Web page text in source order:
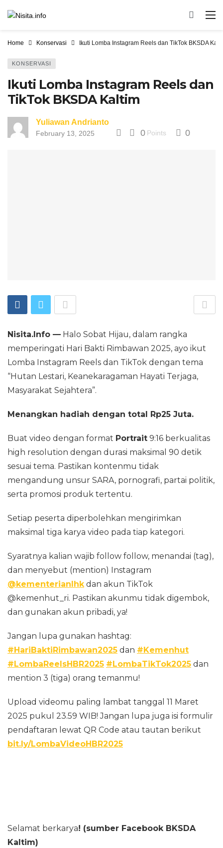
Home Konservasi Ikuti Lomba Instagram Reels dan TikTok BKSDA
KONSERVASI
Ikuti Lomba Instagram Reels dan
TikTok BKSDA Kaltim
Yuliawan Andrianto
February 13, 2025 0 Points 0
Nisita.Info — Halo Sobat Hijau, dalam rangka
memperingati Hari Bakti Rimbawan 2025, ayo ikut
Lomba Instagram Reels dan TikTok dengan tema
“Hutan Lestari, Keanekaragaman Hayati Terjaga,
Masyarakat Sejahtera”.
Menangkan hadiah dengan total Rp25 Juta.
Buat video dengan format Portrait 9:16 berkualitas
high resolution dengan durasi maksimal 90 detik
sesuai tema. Pastikan kontenmu tidak
mengandung unsur SARA, pornografi, partai politik,
serta promosi produk tertentu.
Setiap peserta diperbolehkan mengirimkan
maksimal tiga karya video pada tiap kategori.
Syaratnya kalian wajib follow follow, menandai (tag),
dan menyebut (mention) Instagram
@kementerianlhkdan akun TikTok
@kemenhut_ri. Pastikan akunmu tidak digembok,
dan gunakan akun pribadi, ya!
Jangan lupa gunakan hashtag:
#HariBaktiRimbawan2025 dan #Kemenhut
#LombaReelsHBR2025 #LombaTikTok2025 dan
mention 3 (tiga) orang temanmu!
Upload videomu paling lambat tanggal 11 Maret
2025 pukul 23.59 WIB! Jangan lupa juga isi formulir
pendaftaran lewat QR Code atau tautan berikut
bit.ly/LombaVideoHBR2025
Selamat berkarya! (sumber Facebook BKSDA
Kaltim)